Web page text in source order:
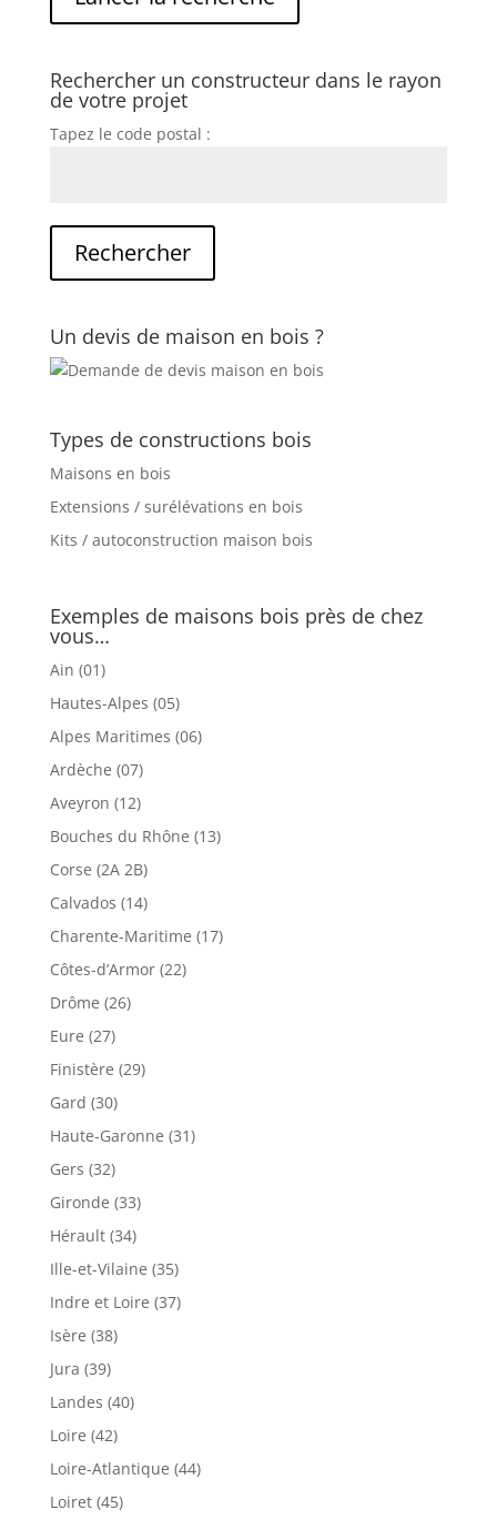
Rechercher un constructeur dans le rayon
de votre projet
Tapez le code postal :
Un devis de maison en bois ?
Types de constructions bois
Maisons en bois
Extensions / surélévations en bois
Kits / autoconstruction maison bois
Exemples de maisons bois près de chez
vous…
Ain (01)
Hautes-Alpes (05)
Alpes Maritimes (06)
Ardèche (07)
Aveyron (12)
Bouches du Rhône (13)
Corse (2A 2B)
Calvados (14)
Charente-Maritime (17)
Côtes-d’Armor (22)
Drôme (26)
Eure (27)
Finistère (29)
Gard (30)
Haute-Garonne (31)
Gers (32)
Gironde (33)
Hérault (34)
Ille-et-Vilaine (35)
Indre et Loire (37)
Isère (38)
Jura (39)
Landes (40)
Loire (42)
Loire-Atlantique (44)
Loiret (45)